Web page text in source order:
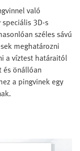
való
3D-s
széles sávú
meghatározni
a víztest határaitól
és önállóan
a pingvinek egy